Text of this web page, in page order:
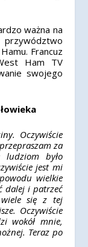
ważna na
Francuz
Ham TV
swojego
Oczywiście
za
ludziom było
jest mi
wielkie
dalej i patrzeć
wiele się z tej
Oczywiście
wokół mnie,
Teraz po